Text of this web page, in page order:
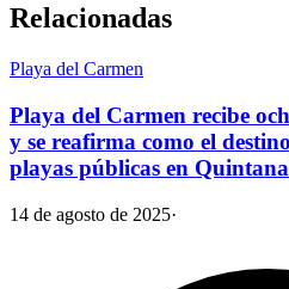
Relacionadas
Playa del Carmen
Playa del Carmen recibe
y se reafirma como el
playas públicas en
14 de agosto de 2025·